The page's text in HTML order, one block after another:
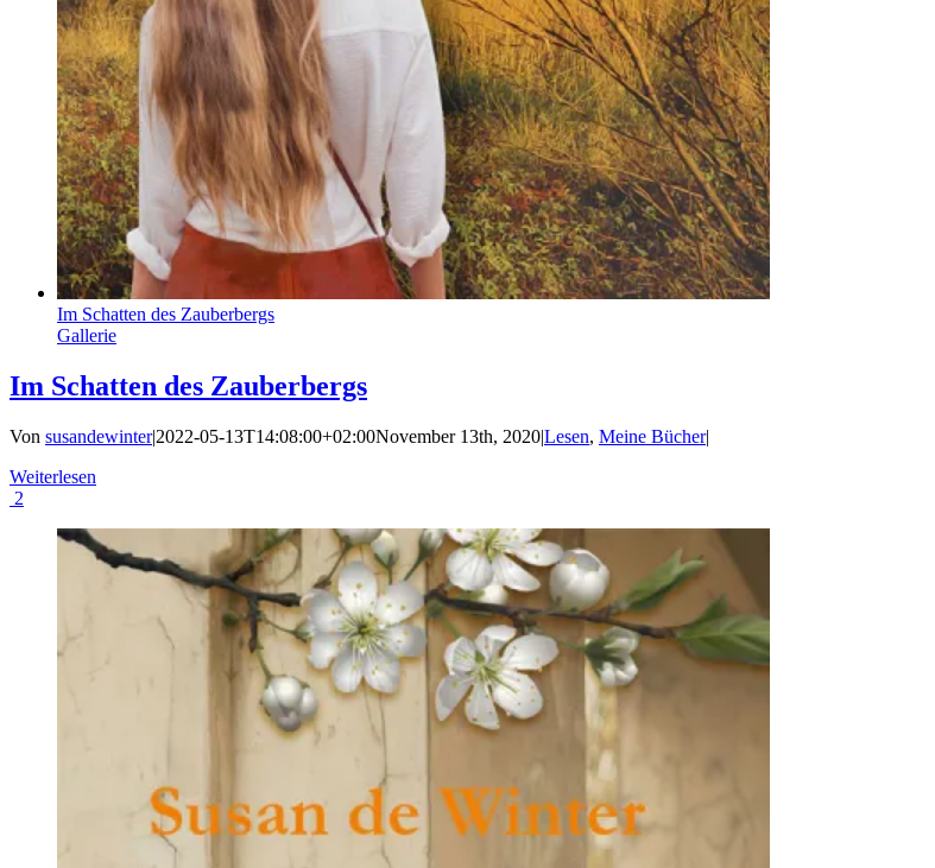
Im Schatten des Zauberbergs
Gallerie
Im Schatten des Zauberbergs
Von susandewinter|2022-05-13T14:08:00+02:00November 13th, 2020|Lesen, Meine Bücher|
Weiterlesen
2